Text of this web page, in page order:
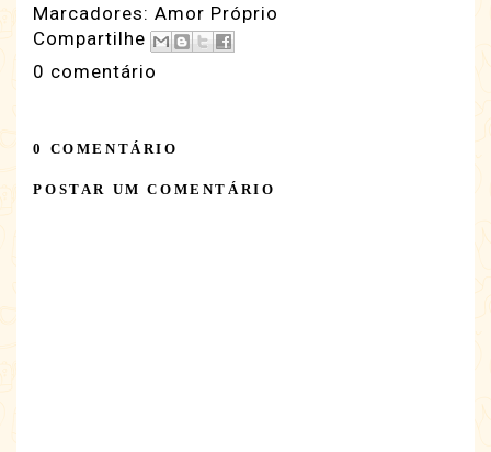
Marcadores:Amor Próprio
Compartilhe
0 comentário
0 COMENTÁRIO
POSTAR UM COMENTÁRIO